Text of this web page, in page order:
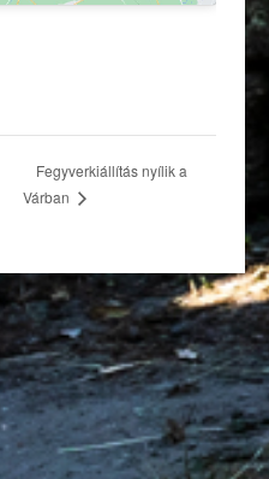
Fegyverkiállítás nyílik a
Várban